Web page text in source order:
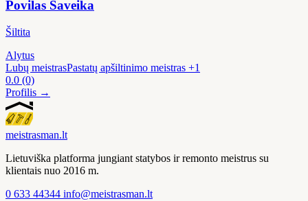
Povilas Saveika
Šiltita
Alytus
Lubų meistrasPastatų apšiltinimo meistras +1
0.0 (0)
Profilis →
meistrasman.lt
Lietuviška platforma jungiant statybos ir remonto meistrus su
klientais nuo 2016 m.
0 633 44344 info@meistrasman.lt